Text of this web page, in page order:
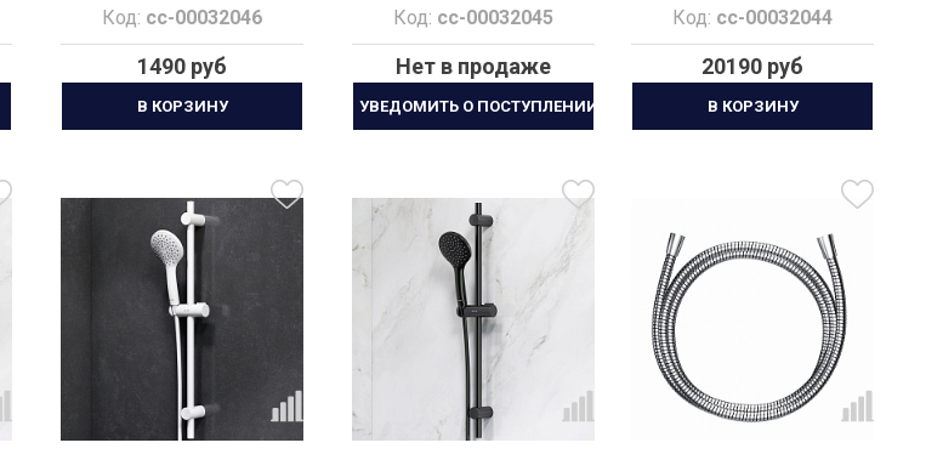
Код: cc-00032046
1490 руб
В КОРЗИНУ
Код: cc-00032045
Нет в продаже
УВЕДОМИТЬ О ПОСТУПЛЕНИИ
Код: cc-00032044
20190 руб
В КОРЗИНУ